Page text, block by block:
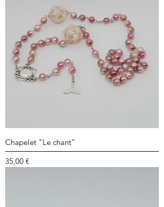
Chapelet "Le chant"
Prix
35,00 €